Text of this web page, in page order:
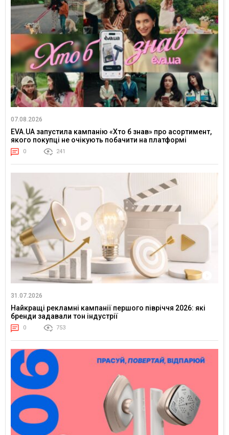
07.08.2026
EVA.UA запустила кампанію «Хто б знав» про асортимент,
якого покупці не очікують побачити на платформі
0 241
31.07.2026
Найкращі рекламні кампанії першого півріччя 2026: які
бренди задавали тон індустрії
0 753